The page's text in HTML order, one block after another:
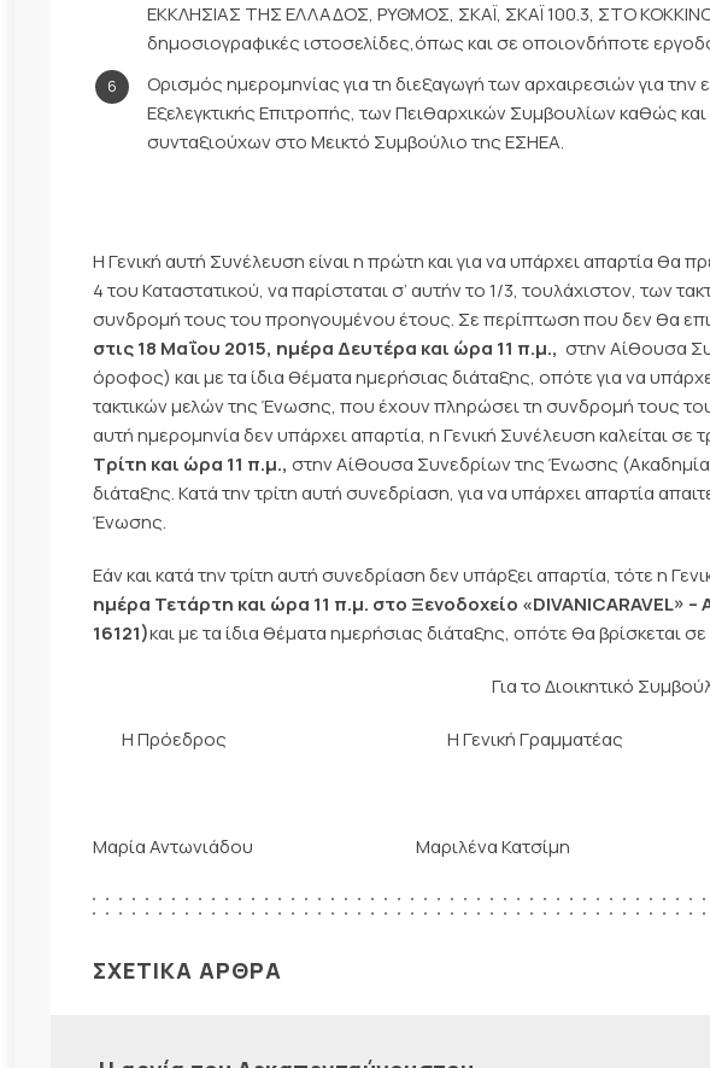
ΕΚΚΛΗΣΙΑΣ ΤΗΣ ΕΛΛΑΔΟΣ, ΡΥΘΜΟΣ, ΣΚΑΪ, ΣΚΑΪ 100.3, ΣΤΟ ΚΟΚΚΙΝΟ
δημοσιογραφικές ιστοσελίδες,όπως και σε οποιονδήποτε
Ορισμός ημερομηνίας για τη διεξαγωγή των αρχαιρεσιών για την
Εξελεγκτικής Επιτροπής, των Πειθαρχικών Συμβουλίων καθώς
συνταξιούχων στο Μεικτό Συμβούλιο της ΕΣΗΕΑ.
Η Γενική αυτή Συνέλευση είναι η πρώτη και για να υπάρχει απαρτία
4 του Καταστατικού, να παρίσταται σ’ αυτήν το 1/3, τουλάχιστον, των
συνδρομή τους του προηγουμένου έτους. Σε περίπτωση που δεν θα
στις18 Μαΐου 2015, ημέρα Δευτέρα και ώρα 11 π.μ., στην Αίθουσα
όροφος) και με τα ίδια θέματα ημερήσιας διάταξης, οπότε για να
τακτικών μελών της Ένωσης, που έχουν πληρώσει τη συνδρομή τους
αυτή ημερομηνία δεν υπάρχει απαρτία, η Γενική Συνέλευση καλείται σε
Τρίτη και ώρα 11 π.μ., στην Αίθουσα Συνεδρίων της Ένωσης
διάταξης. Κατά την τρίτη αυτή συνεδρίαση, για να υπάρχει απαρτία
Ένωσης.
Εάν και κατά την τρίτη αυτή συνεδρίαση δεν υπάρξει απαρτία, τότε η
ημέρα Τετάρτη και ώρα 11 π.μ. στο Ξενοδοχείο «DIVANICARAVEL» –
16121)και με τα ίδια θέματα ημερήσιας διάταξης, οπότε θα βρίσκεται
Για το Διοικητικό
Η Πρόεδρος Η Γενική Γραμματέας
Μαρία Αντωνιάδου Μαριλένα Κατσίμη
ΣΧΕΤΙΚΑ ΑΡΘΡΑ